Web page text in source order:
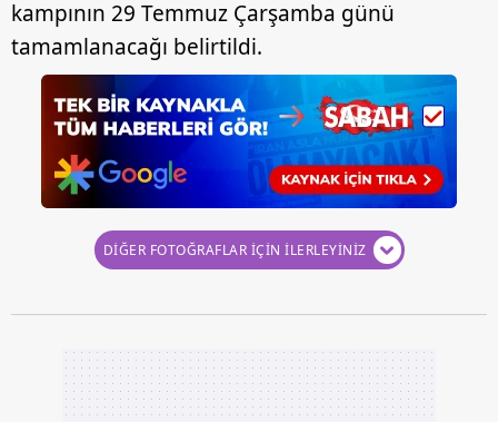
kampının 29 Temmuz Çarşamba günü
tamamlanacağı belirtildi.
DİĞER FOTOĞRAFLAR İÇİN İLERLEYİNİZ